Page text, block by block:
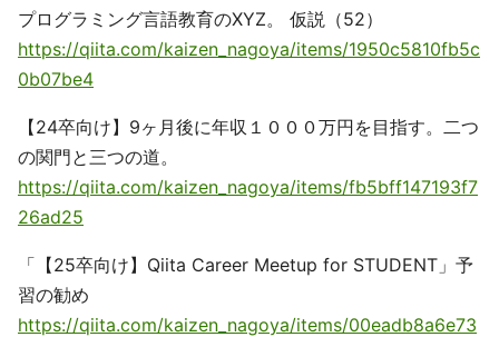
プログラミング言語教育のXYZ。 仮説（52）
https://qiita.com/kaizen_nagoya/items/1950c5810fb5c
0b07be4
【24卒向け】9ヶ月後に年収１０００万円を目指す。二つ
の関門と三つの道。
https://qiita.com/kaizen_nagoya/items/fb5bff147193f7
26ad25
「【25卒向け】Qiita Career Meetup for STUDENT」予
習の勧め
https://qiita.com/kaizen_nagoya/items/00eadb8a6e73